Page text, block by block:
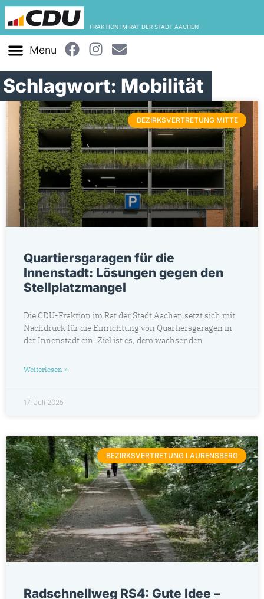
FRAKTION IM RAT DER STADT AACHEN
Schlagwort: Mobilität
BEZIRKSVERTRETUNG MITTE
Quartiersgaragen für die
Innenstadt: Lösungen gegen den
Stellplatzmangel
Die CDU-Fraktion im Rat der Stadt Aachen setzt sich mit
Nachdruck für die Einrichtung von Quartiersgaragen in
der Innenstadt ein. Ziel ist es, dem wachsenden
Weiterlesen »
17. Juli 2025
BEZIRKSVERTRETUNG LAURENSBERG
Radschnellweg RS4: Gute Idee –